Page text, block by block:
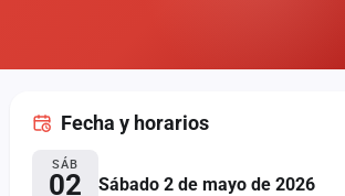
Fecha y horarios
SÁB
02 Sábado 2 de mayo de 2026